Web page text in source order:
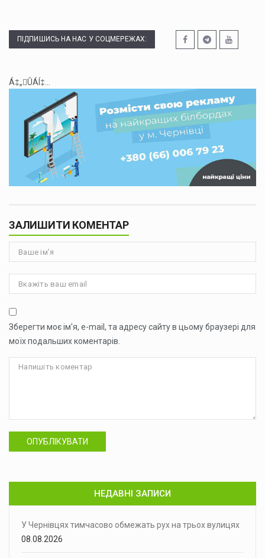
ПІДПИШИСЬ НА НАС У СОЦМЕРЕЖАХ:
Á‡„ÛÁÍ‡...
ЗАЛИШИТИ КОМЕНТАР
Зберегти моє ім'я, e-mail, та адресу сайту в цьому браузері для
моїх подальших коментарів.
ОПУБЛІКУВАТИ
НЕДАВНІ ЗАПИСИ
У Чернівцях тимчасово обмежать рух на трьох вулицях
08.08.2026